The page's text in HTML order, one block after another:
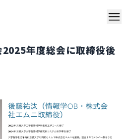
年度総会に取締役後